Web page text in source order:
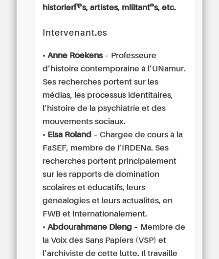
historien·nes, artistes, militant·es, etc.
Intervenant.es
•Anne Roekens– Professeure
d’histoire contemporaine à l’UNamur.
Ses recherches portent sur les
médias, les processus identitaires,
l’histoire de la psychiatrie et des
mouvements sociaux.
• Elsa Roland – Chargée de cours à la
FaSEF, membre de l’IRDENa. Ses
recherches portent principalement
sur les rapports de domination
scolaires et éducatifs, leurs
généalogies et leurs actualités, en
FWB et internationalement.
•Abdourahmane Dieng – Membre de
la Voix des Sans Papiers (VSP) et
l’archiviste de cette lutte. Il travaille